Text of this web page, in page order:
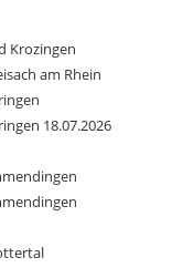
Krozingen
am Rhein
18.07.2026